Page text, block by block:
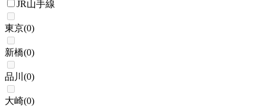
JR山手線
東京(0)
新橋(0)
品川 (0)
大崎(0)